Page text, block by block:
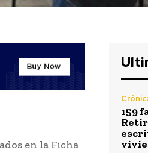
en la Ficha
159